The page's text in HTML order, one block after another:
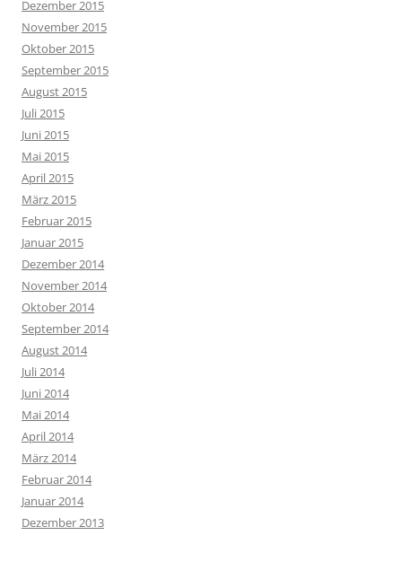
Dezember 2015
November 2015
Oktober 2015
September 2015
August 2015
Juli 2015
Juni 2015
Mai 2015
April 2015
März 2015
Februar 2015
Januar 2015
Dezember 2014
November 2014
Oktober 2014
September 2014
August 2014
Juli 2014
Juni 2014
Mai 2014
April 2014
März 2014
Februar 2014
Januar 2014
Dezember 2013